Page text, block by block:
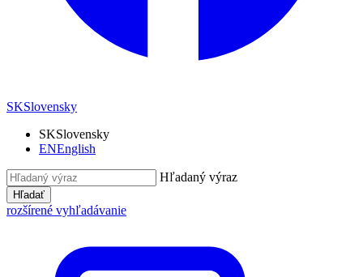
SKSlovensky
SKSlovensky
ENEnglish
Hľadaný výraz
Hľadať
rozšírené vyhľadávanie